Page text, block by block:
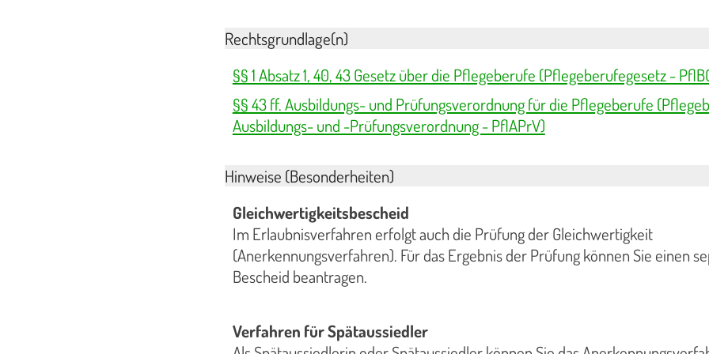
Rechtsgrundlage(n)
§§ 1 Absatz 1, 40, 43 Gesetz über die Pflegeberufe (Pflegeberufegesetz -
§§ 43 ff. Ausbildungs- und Prüfungsverordnung für die Pflegeberufe
Ausbildungs- und -Prüfungsverordnung - PflAPrV)
Hinweise (Besonderheiten)
Gleichwertigkeitsbescheid
Im Erlaubnisverfahren erfolgt auch die Prüfung der Gleichwertigkeit
(Anerkennungsverfahren). Für das Ergebnis der Prüfung können Sie einen
Bescheid beantragen.
Verfahren für Spätaussiedler